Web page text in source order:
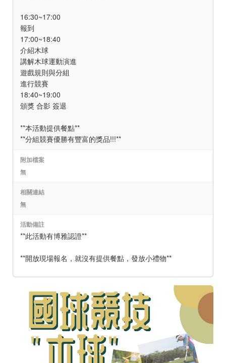
16:30~17:00
報到
17:00~18:40
介紹木球
講解木球運動演進
遊戲規則與分組
進行競賽
18:40~19:00
頒獎 合影 簽退
**本活動提供餐點**
**分組競賽優勝有豐富的獎品!!!**
附加檔案
無
相關連結
無
活動備註
**此活動有博雅認證**
**開放現場報名，就沒有提供餐點，發放小禮物**